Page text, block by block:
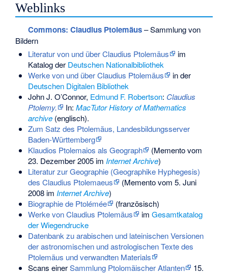
Weblinks
Commons: Claudius Ptolemäus– Sammlung von
Bildern
Literatur von und über Claudius Ptolemäus
im
Katalog der Deutschen Nationalbibliothek
Werke von und über Claudius Ptolemäus
in der
Deutschen Digitalen Bibliothek
John J. O’Connor, Edmund F. Robertson: Claudius
Ptolemy.
In: MacTutor History of Mathematics
archive(englisch).
Zum Satz des Ptolemäus, Landesbildungsserver
Baden-Württemberg
Klaudios Ptolemaios als Geograph
(Mementovom
23. Dezember 2005 im Internet Archive)
Literatur zur Geographie (Geographike Hyphegesis)
des Claudius Ptolemaeus
(Mementovom 5. Juni
2008 im Internet Archive)
Biographie de Ptolémée
(französisch)
Werke von Claudius Ptolemäus
im Gesamtkatalog
der Wiegendrucke
Datenbank zu arabischen und lateinischen Versionen
der astronomischen und astrologischen Texte des
Ptolemäus und verwandten Materials
Scans einerSammlung Ptolomäischer Atlanten
15.